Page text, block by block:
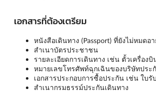
เอกสารที่ต้องเตรียม
หนังสือเดินทาง (Passport) ที่ยังไม่หมดอา
สำเนาบัตรประชาชน
รายละเอียดการเดินทาง เช่น ตั้วเครื่องบิ
หมายเลขโทรศัพท์ฉุกเฉินของบริษัทประ
เอกสารประกอบการซื้อประกัน เช่น ใบรั
สำเนากรมธรรม์ประกันเดินทาง